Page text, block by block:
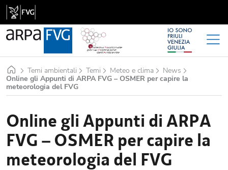
HomeTemi ambientali Temi Meteo e clima
News
Online gli Appunti di ARPA FVG – OSMER per capire la
meteorologia del FVG
Online gli Appunti di ARPA
FVG – OSMER per capire la
meteorologia del FVG